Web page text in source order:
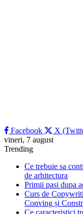
Facebook X
vineri, 7 august
Trending
Ce trebuie sa
de arhitectura
Primii pasi dupa
Curs de
Conving și
Ce caracteristici